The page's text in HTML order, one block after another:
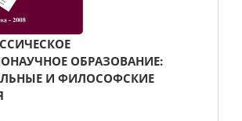
ОБРАЗОВАНИЕ:
И ФИЛОСОФСКИЕ